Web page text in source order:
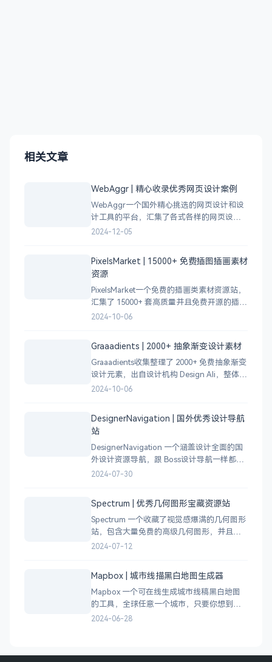
相关文章
WebAggr | 精心收录优秀网页设计案例
WebAggr一个国外精心挑选的网页设计和设
计工具的平台，汇集了各式各样的网页设计
案例，涵盖个人博客、时尚、设计、机构、
计，应
2024-12-05
PixelsMarket | 15000+ 免费插图插画素材
资源
PixelsMarket一个免费的插画类素材资源站，
汇集了 15000+ 套高质量并且免费开源的插图
插画和图标资源。
2024-10-06
Graaadients | 2000+ 抽象渐变设计素材
Graaadients收集整理了 2000+ 免费抽象渐变
设计元素，出自设计机构 Design Ali，整体渐
变色比较鲜艳，更像是 AI 生成的元素，需要
2024-10-06
DesignerNavigation | 国外优秀设计导航
站
DesignerNavigation 一个涵盖设计全面的国
外设计资源导航，跟 Boss设计导航一样都是
分门别类的划分设计灵感、资讯、UI 资源、
2024-07-30
Spectrum | 优秀几何图形宝藏资源站
Spectrum 一个收藏了视觉感爆满的几何图形
站，包含大量免费的高级几何图形，并且每
周都会更新 100 个几何图案，不断的完善能
2024-07-12
Mapbox | 城市线描黑白地图生成器
Mapbox 一个可在线生成城市线稿黑白地图
的工具，全球任意一个城市，只要你想到的
城市，直接搜索城市名称，自动生成该城市
2024-06-28